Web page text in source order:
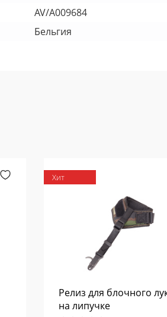
AV/A009684
Бельгия
Хит
Релиз для блочного
на липучке